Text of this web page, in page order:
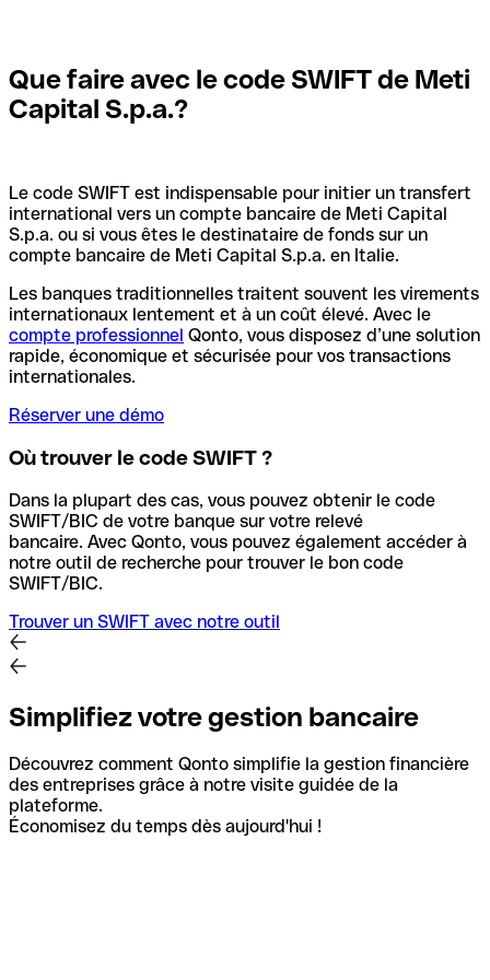
Que faire avec le code SWIFT de Meti
Capital S.p.a.?
Le code SWIFT est indispensable pour initier un transfert
international vers un compte bancaire de Meti Capital
S.p.a. ou si vous êtes le destinataire de fonds sur un
compte bancaire de Meti Capital S.p.a. en Italie.
Les banques traditionnelles traitent souvent les virements
internationaux lentement et à un coût élevé. Avec le
compte professionnel Qonto, vous disposez d’une solution
rapide, économique et sécurisée pour vos transactions
internationales.
Réserver une démo
Où trouver le code SWIFT ?
Dans la plupart des cas, vous pouvez obtenir le code
SWIFT/BIC de votre banque sur votre relevé
bancaire. Avec Qonto, vous pouvez également accéder à
notre outil de recherche pour trouver le bon code
SWIFT/BIC.
Trouver un SWIFT avec notre outil
Simplifiez votre gestion bancaire
Découvrez comment Qonto simplifie la gestion financière
des entreprises grâce à notre visite guidée de la
plateforme.
Économisez du temps dès aujourd'hui !